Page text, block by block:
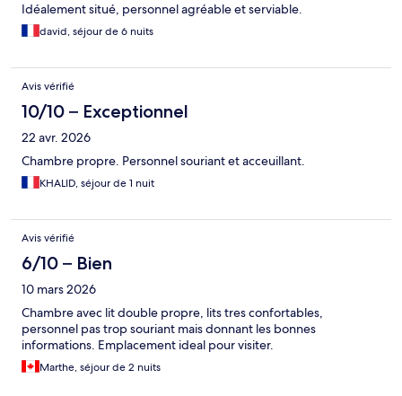
Idéalement situé, personnel agréable et serviable.
david, séjour de 6 nuits
Avis vérifié
10/10 – Exceptionnel
22 avr. 2026
Chambre propre. Personnel souriant et acceuillant.
KHALID, séjour de 1 nuit
Avis vérifié
6/10 – Bien
10 mars 2026
Chambre avec lit double propre, lits tres confortables,
personnel pas trop souriant mais donnant les bonnes
informations. Emplacement ideal pour visiter.
Marthe, séjour de 2 nuits